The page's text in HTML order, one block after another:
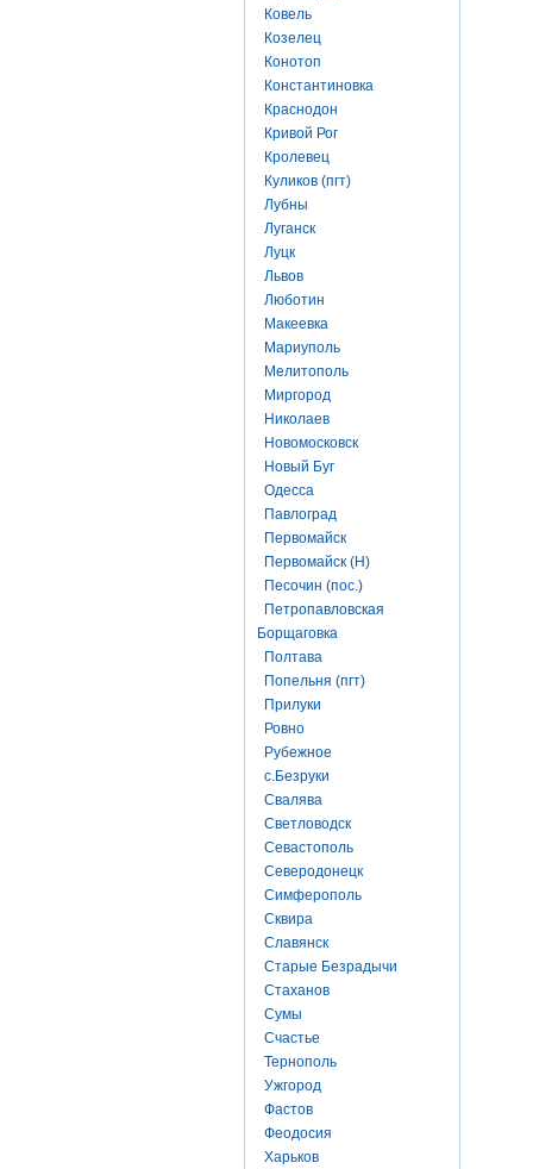
Ковель
Козелец
Конотоп
Константиновка
Краснодон
Кривой Рог
Кролевец
Куликов (пгт)
Лубны
Луганск
Луцк
Львов
Люботин
Макеевка
Мариуполь
Мелитополь
Миргород
Николаев
Новомосковск
Новый Буг
Одесса
Павлоград
Первомайск
Первомайск (Н)
Песочин (пос.)
Петропавловская
Борщаговка
Полтава
Попельня (пгт)
Прилуки
Ровно
Рубежное
с.Безруки
Свалява
Светловодск
Севастополь
Северодонецк
Симферополь
Сквира
Славянск
Старые Безрадычи
Стаханов
Сумы
Счастье
Тернополь
Ужгород
Фастов
Феодосия
Харьков